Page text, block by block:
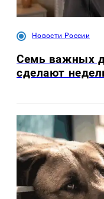
Новости России
Семь важных
сделают